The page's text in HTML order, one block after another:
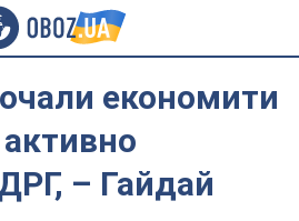
економити
– Гайдай